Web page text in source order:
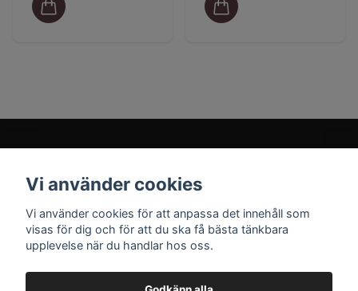
Prenumerera på vårt nyhetsbrev
Vi använder cookies
Vi använder cookies för att anpassa det innehåll som
visas för dig och för att du ska få bästa tänkbara
upplevelse när du handlar hos oss.